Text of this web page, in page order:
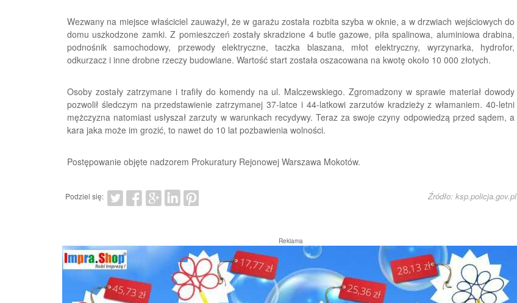
Wezwany na miejsce właściciel zauważył, że w garażu została rozbita szyba w oknie, a w drzwiach wejściowych do
domu uszkodzone zamki. Z pomieszczeń zostały skradzione 4 butle gazowe, piła spalinowa, aluminiowa drabina,
podnośnik samochodowy, przewody elektryczne, taczka blaszana, młot elektryczny, wyrzynarka, hydrofor,
odkurzacz i inne drobne rzeczy budowlane. Wartość start została oszacowana na kwotę około 10 000 złotych.
Osoby zostały zatrzymane i trafiły do komendy na ul. Malczewskiego. Zgromadzony w sprawie materiał dowody
pozwolił śledczym na przedstawienie zatrzymanej 37-latce i 44-latkowi zarzutów kradzieży z włamaniem. 40-letni
mężczyzna natomiast usłyszał zarzuty w warunkach recydywy. Teraz za swoje czyny odpowiedzą przed sądem, a
kara jaka może im grozić, to nawet do 10 lat pozbawienia wolności.
Postępowanie objęte nadzorem Prokuratury Rejonowej Warszawa Mokotów.
Podziel się: Źródło: ksp.policja.gov.pl
Reklama